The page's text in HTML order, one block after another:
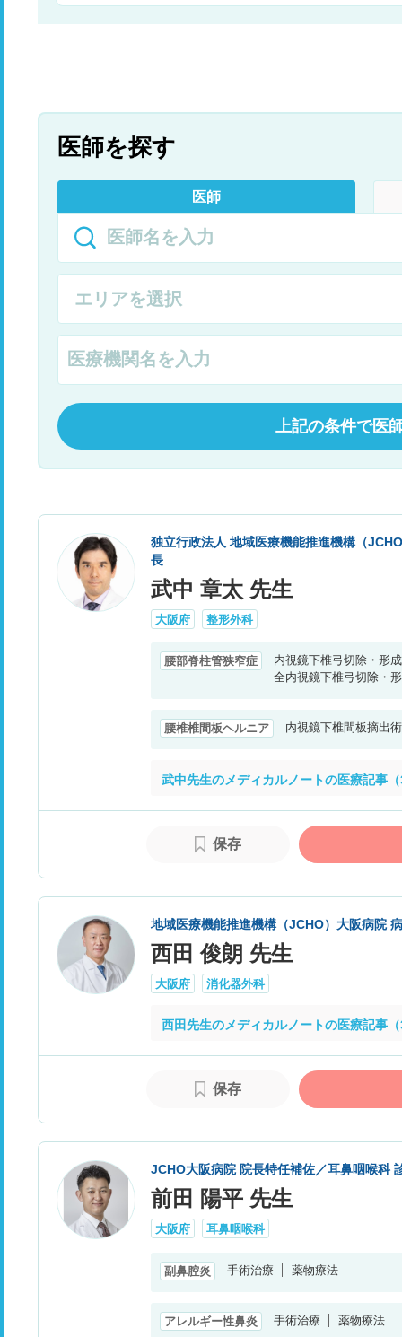
医師を探す
医師
上記の条件で医
独立行政法人 地域医療機能推進機構（
長
武中 章太 先生
大阪府 整形外科
腰部脊柱管狭窄症
内視鏡下椎弓切除・形
全内視鏡下椎弓切除・
腰椎椎間板ヘルニア 内視鏡下椎間板摘出
武中先生のメディカルノートの医療記事
保存
地域医療機能推進機構（JCHO）大阪病院
西田 俊朗 先生
大阪府 消化器外科
西田先生のメディカルノートの医療記事
保存
JCHO大阪病院 院長特任補佐／耳鼻咽喉科
前田 陽平 先生
大阪府 耳鼻咽喉科
副鼻腔炎 手術治療 薬物療法
アレルギー性鼻炎 手術治療 薬物療法